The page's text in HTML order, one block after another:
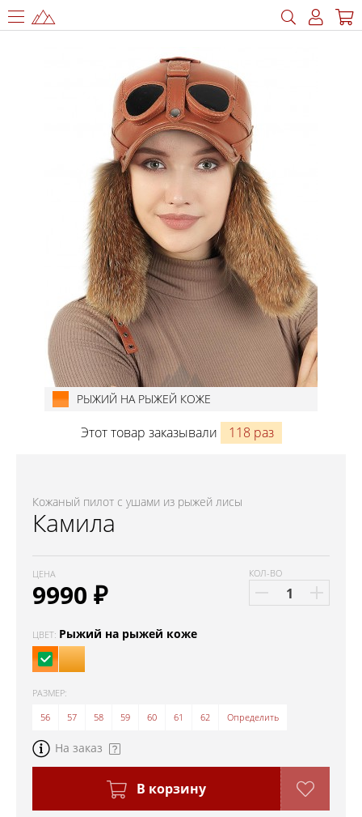
РЫЖИЙ НА РЫЖЕЙ КОЖЕ
Этот товар заказывали 118 раз
Кожаный пилот с ушами из рыжей лисы
Камила
ЦЕНА
9990 ₽
КОЛ-ВО
ЦВЕТ: Рыжий на рыжей коже
РАЗМЕР:
56
57 58 59 60 61 62 Определить
На заказ
В корзину